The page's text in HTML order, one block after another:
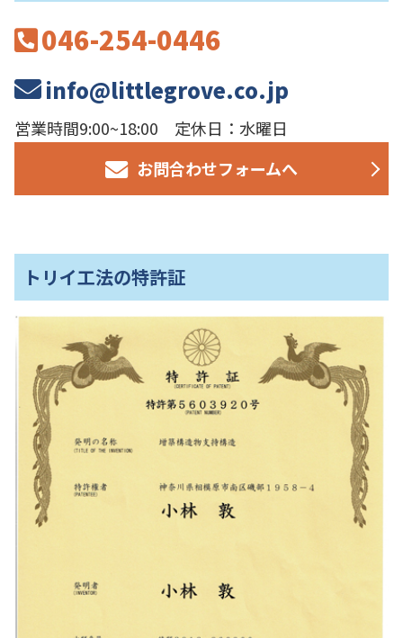
046-254-0446
info@littlegrove.co.jp
営業時間9:00~18:00 定休日：水曜日
お問合わせフォームへ
トリイ工法の特許証